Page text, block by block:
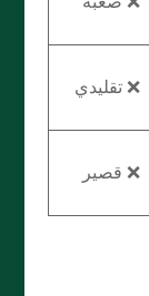
❌ تقليدي
❌ قصير